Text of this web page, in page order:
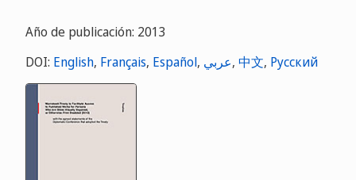
Año de publicación: 2013
DOI: English, Français, Español, عربي, 中文, Русский